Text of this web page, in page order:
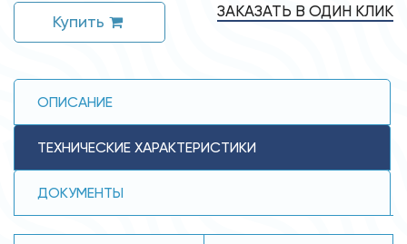
Купить
ЗАКАЗАТЬ В ОДИН КЛИК
ОПИСАНИЕ
ТЕХНИЧЕСКИЕ ХАРАКТЕРИСТИКИ
ДОКУМЕНТЫ